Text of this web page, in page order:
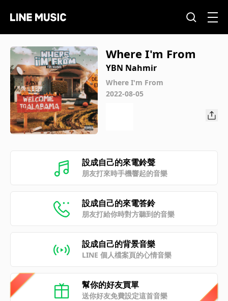
Where I'm From
YBN Nahmir
Where I'm From
2022-08-05
設成自己的來電鈴聲
朋友打來時手機響起的音樂
設成自己的來電答鈴
朋友打給你時對方聽到的音樂
設成自己的背景音樂
LINE 個人檔案頁的心情音樂
幫你的好友買單
送你好友免費設定這首音樂